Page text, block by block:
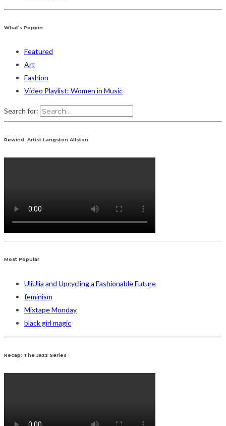
What’s Poppin
Featured
Art
Fashion
Video Playlist: Women in Music
Search for:
Rewind: Artist Langston Allston
Most Popular
UliUlia and Upcycling a Fashionable Future
feminism
Mixtape Monday
black girl magic
Recap: The Jazz Series